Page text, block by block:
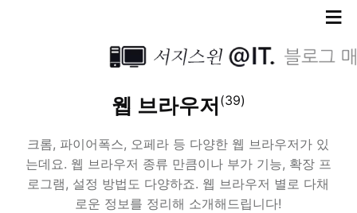
≡
웹 브라우저(39)
크롬, 파이어폭스, 오페라 등 다양한 웹 브라우저가 있
는데요. 웹 브라우저 종류 만큼이나 부가 기능, 확장 프
로그램, 설정 방법도 다양하죠. 웹 브라우저 별로 다채
로운 정보를 정리해 소개해드립니다!